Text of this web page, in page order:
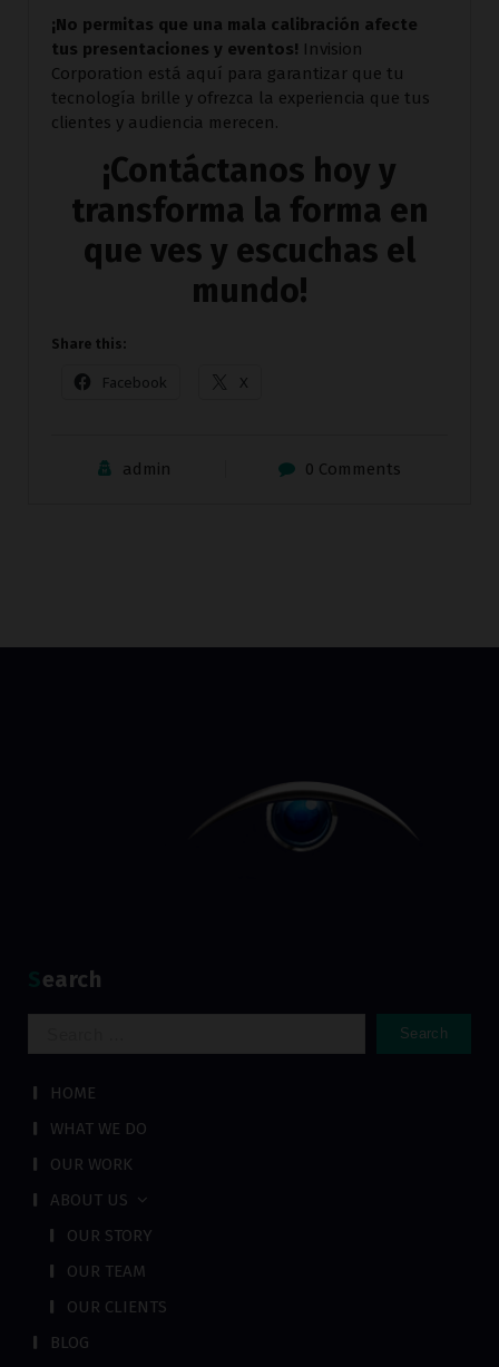
¡No permitas que una mala calibración afecte
tus presentaciones y eventos! Invision
Corporation está aquí para garantizar que tu
tecnología brille y ofrezca la experiencia que tus
clientes y audiencia merecen.
¡Contáctanos hoy y
transforma la forma en
que ves y escuchas el
mundo!
Share this:
Facebook X
admin 0 Comments
Search
for:
HOME
WHAT WE DO
OUR WORK
ABOUT US
OUR STORY
OUR TEAM
OUR CLIENTS
BLOG